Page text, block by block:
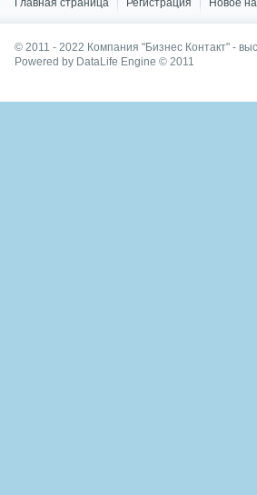
© 2011 - 2022 Компания "Бизнес Контакт" -
Powered by DataLife Engine © 2011